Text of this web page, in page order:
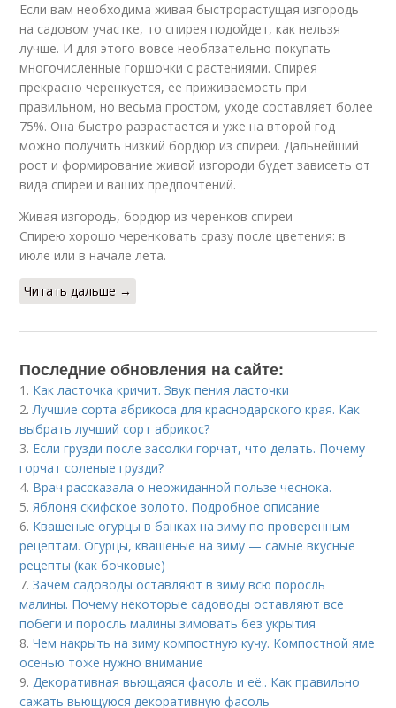
Если вам необходима живая быстрорастущая изгородь
на садовом участке, то спирея подойдет, как нельзя
лучше. И для этого вовсе необязательно покупать
многочисленные горшочки с растениями. Спирея
прекрасно черенкуется, ее приживаемость при
правильном, но весьма простом, уходе составляет более
75%. Она быстро разрастается и уже на второй год
можно получить низкий бордюр из спиреи. Дальнейший
рост и формирование живой изгороди будет зависеть от
вида спиреи и ваших предпочтений.
Живая изгородь, бордюр из черенков спиреи
Спирею хорошо черенковать сразу после цветения: в
июле или в начале лета.
Читать дальше →
Последние обновления на сайте:
1. Как ласточка кричит. Звук пения ласточки
2.Лучшие сорта абрикоса для краснодарского края. Как
выбрать лучший сорт абрикос?
3. Если грузди после засолки горчат, что делать. Почему
горчат соленые грузди?
4. Врач рассказала о неожиданной пользе чеснока.
5.Яблоня скифское золото. Подробное описание
6. Квашеные огурцы в банках на зиму по проверенным
рецептам. Огурцы, квашеные на зиму — самые вкусные
рецепты (как бочковые)
7.Зачем садоводы оставляют в зиму всю поросль
малины. Почему некоторые садоводы оставляют все
побеги и поросль малины зимовать без укрытия
8.Чем накрыть на зиму компостную кучу. Компостной яме
осенью тоже нужно внимание
9.Декоративная вьющаяся фасоль и её.. Как правильно
сажать вьющуюся декоративную фасоль